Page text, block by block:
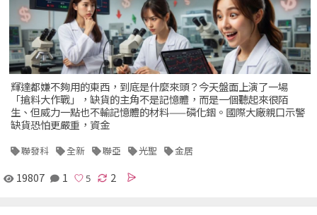
輝達都嫌不夠用的東西，到底是什麼來頭？今天盤面上演了一場
「搶料大作戰」，缺貨的主角不是記憶體，而是一個聽起來很陌
生、但威力一點也不輸記憶體的材料——磷化銦。國際大廠親口示警
缺貨恐怕更嚴重，資金
聯發科 全新 聯亞 光聖 金居
19807 1 2